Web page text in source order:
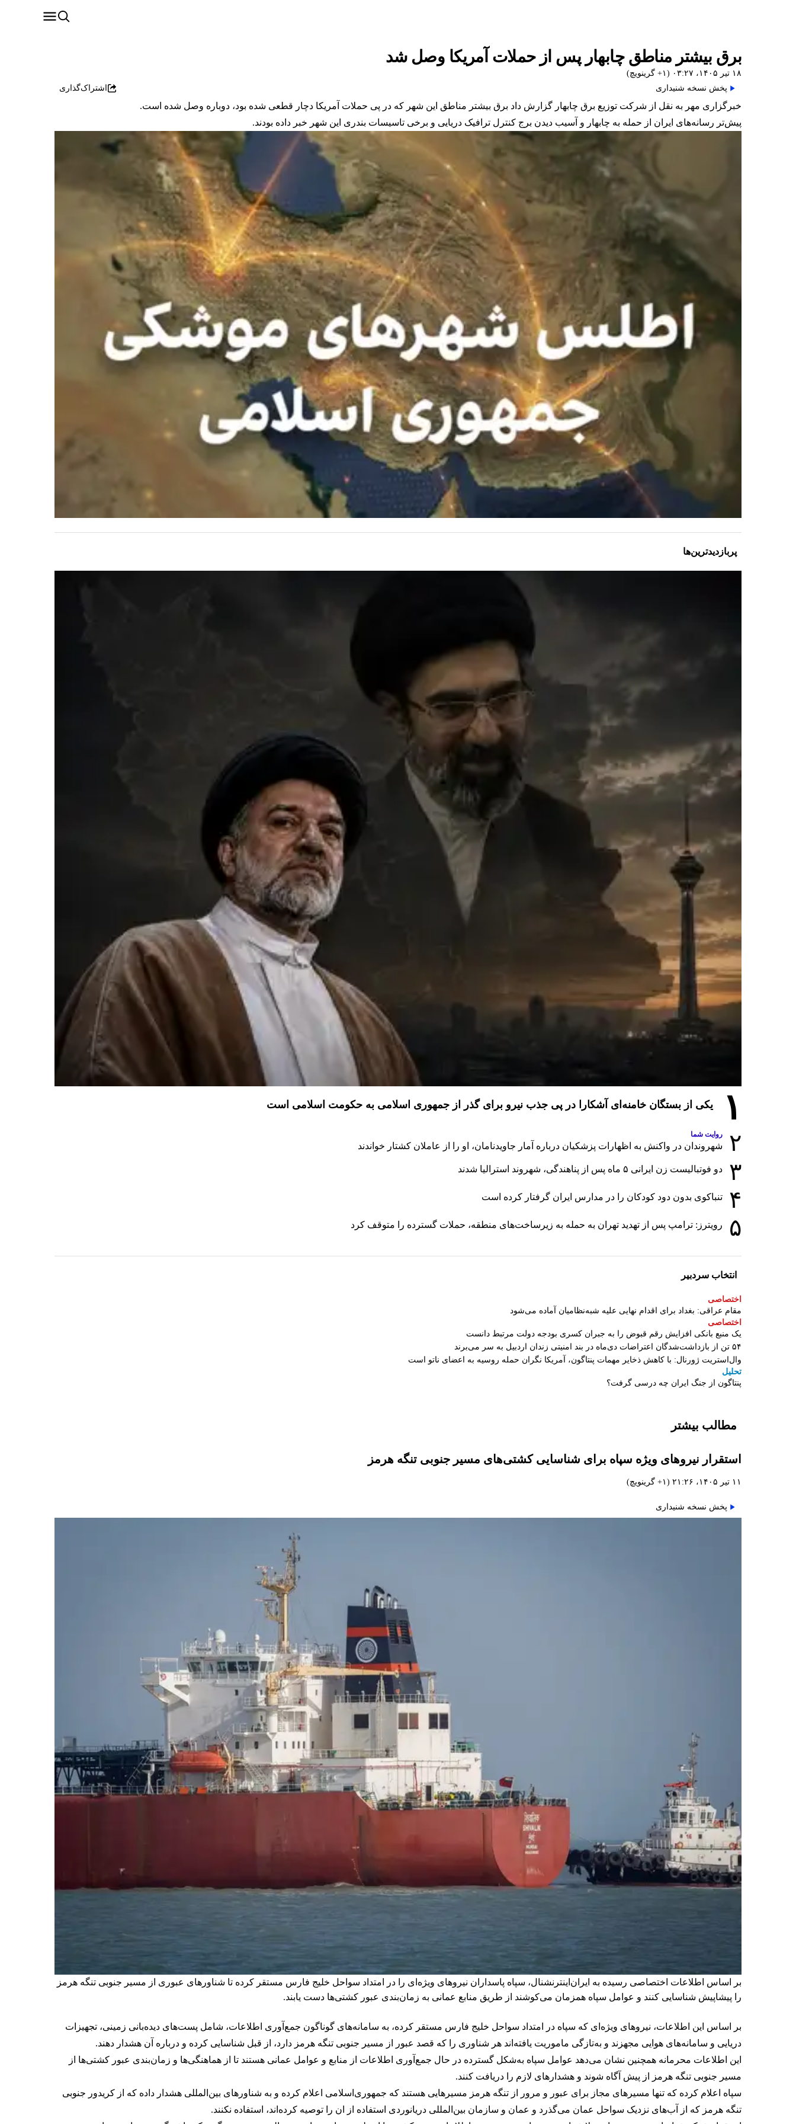
برق بیشتر مناطق چابهار پس از حملات آمریکا وصل شد
۱۸ تیر ۱۴۰۵، ۰۳:۲۷ (‎+۱ گرینویچ)
پخش نسخه شنیداری
اشتراک‌گذاری
خبرگزاری مهر به نقل از شرکت توزیع برق چابهار گزارش داد برق بیشتر مناطق این شهر که در پی حملات آمریکا دچار قطعی شده بود، دوباره وصل شده است.
پیش‌تر رسانه‌های ایران از حمله به چابهار و آسیب دیدن برج کنترل ترافیک دریایی و برخی تاسیسات بندری این شهر خبر داده بودند.
پربازدیدترین‌ها
۱ یکی از بستگان خامنه‌ای آشکارا در پی جذب نیرو برای گذر از جمهوری اسلامی به حکومت اسلامی است
۲ روایت شما
شهروندان در واکنش به اظهارات پزشکیان درباره آمار جاویدنامان، او را از عاملان کشتار خواندند
۳ دو فوتبالیست زن ایرانی ۵ ماه پس از پناهندگی، شهروند استرالیا شدند
۴ تنباکوی بدون دود کودکان را در مدارس ایران گرفتار کرده است
۵ رویترز: ترامپ پس از تهدید تهران به حمله به زیرساخت‌های منطقه، حملات گسترده را متوقف کرد
انتخاب سردبیر
اختصاصی
مقام عراقی: بغداد برای اقدام نهایی علیه شبه‌نظامیان آماده می‌شود
اختصاصی
یک منبع بانکی افزایش رقم قبوض را به جبران کسری بودجه دولت مرتبط دانست
۵۴ تن از بازداشت‌شدگان اعتراضات دی‌ماه در بند امنیتی زندان اردبیل به سر می‌برند
وال‌استریت ژورنال: با کاهش ذخایر مهمات پنتاگون، آمریکا نگران حمله روسیه به اعضای ناتو‌ است
تحلیل
پنتاگون از جنگ ایران چه درسی گرفت؟
مطالب بیشتر
استقرار نیروهای ویژه سپاه برای شناسایی کشتی‌های مسیر جنوبی تنگه هرمز
۱۱ تیر ۱۴۰۵، ۲۱:۲۶ (‎+۱ گرینویچ)
پخش نسخه شنیداری
بر اساس اطلاعات اختصاصی رسیده به ایران‌اینترنشنال، سپاه پاسداران نیروهای ویژه‌ای را در امتداد سواحل خلیج فارس مستقر کرده تا شناورهای عبوری از مسیر جنوبی تنگه هرمز
را پیشاپیش شناسایی کنند و عوامل سپاه همزمان می‌کوشند از طریق منابع عمانی به زمان‌بندی عبور کشتی‌ها دست یابند.
بر اساس این اطلاعات، نیروهای ویژه‌ای که سپاه در امتداد سواحل خلیج فارس مستقر کرده، به سامانه‌های گوناگون جمع‌آوری اطلاعات، شامل پست‌های دیده‌بانی زمینی، تجهیزات
دریایی و سامانه‌های هوایی مجهزند و به‌تازگی ماموریت یافته‌اند هر شناوری را که قصد عبور از مسیر جنوبی تنگه هرمز دارد، از قبل شناسایی کرده و درباره آن هشدار دهند.
این اطلاعات محرمانه همچنین نشان می‌دهد عوامل سپاه به‌شکل گسترده در حال جمع‌آوری اطلاعات از منابع و عوامل عمانی هستند تا از هماهنگی‌ها و زمان‌بندی عبور کشتی‌ها از
مسیر جنوبی تنگه هرمز از پیش آگاه شوند و هشدارهای لازم را دریافت کنند.
سپاه اعلام کرده که تنها مسیرهای مجاز برای عبور و مرور از تنگه هرمز مسیرهایی هستند که جمهوری‌اسلامی اعلام کرده و به شناورهای بین‌المللی هشدار داده که از کریدور جنوبی
تنگه هرمز که از آب‌های نزدیک سواحل عمان می‌گذرد و عمان و سازمان بین‌المللی دریانوردی استفاده از ان را توصیه کرده‌اند، استفاده نکنند.